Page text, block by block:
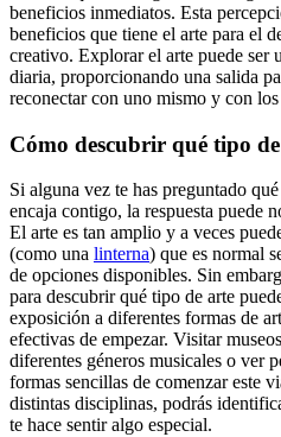
beneficios inmediatos. Esta
beneficios que tiene el arte para el
creativo. Explorar el arte puede ser
diaria, proporcionando una salida
reconectar con uno mismo y con los
Cómo descubrir qué tipo
Si alguna vez te has preguntado
encaja contigo, la respuesta puede
El arte es tan amplio y a veces
(como una linterna) que es normal
de opciones disponibles. Sin
para descubrir qué tipo de arte
exposición a diferentes formas de
efectivas de empezar. Visitar
diferentes géneros musicales o ver
formas sencillas de comenzar este
distintas disciplinas, podrás
te hace sentir algo especial.